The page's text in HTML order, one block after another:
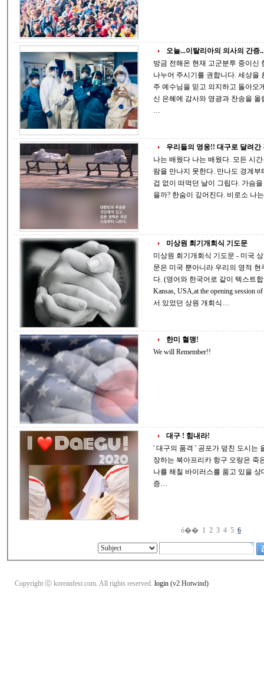
오늘...이탈리아의 의사의 간증
방금 전해온 현재 고군분투 중이신 한 이탈리아의사의 간증입니다. 주위에 많이
나누어 주시기를 권합니다. 세상을 흔드심을 통하여 당신의 사랑하시는 백성들이
주 예수님을 믿고 의지하고 돌아오게 하시는 하나님 아버지의 놀라우신 섭리와 크
신 은혜에 감사와 영광과 찬송을 올립니다 ! 아멘 할렐루야 [ 나는 이제 하나님의
…
우리들의 영웅!! 대구로 달
나는 배웠다 나는 배웠다. 모든 시간은 정지되었다. 일상이 사라졌다. 만나야 할 사
람을 만나지 못한다. 만나도 경계부터 해야 한다. 여러 사
겁 없이 떠먹던 날이 그립다. 가슴을 끌어안고 우정을 나누던 날이 또다시 올 수 있
을까? 한숨이 깊
미상원 회기개회식 기도문
미상원 회기개회식 기도문 - 미국 상원
문은 미국 뿐아니라 우리의 영적
다. (영어와 한국어로 같이 텍스트합니다) + This interesting prayer was given in
Kansas, USA,at the opening session of their Senate. * 이 놀라
서 있었던 상원 개회식…
한미 혈맹!
We will Remember!!
대구 ! 힘내라!
' 대구의 품격 ' 공포가 덮친 도시는 을씨년스럽고 음울하다 . 카뮈의 ' 페스트 ' 에 등
장하는 북아프리카 항구 오랑은 죽은 쥐가 나타나면서 아비규환으로 변해간다 .
나를 해칠 바이러스를 품고 있을 상대에 대한 불신 , 나만은 살아야 한다는 절규가
증…
ó�� 1 2 3 4 5 6
Copyright ⓒ koreanfest.com. All rights reserved. login (v2 Hotwind)